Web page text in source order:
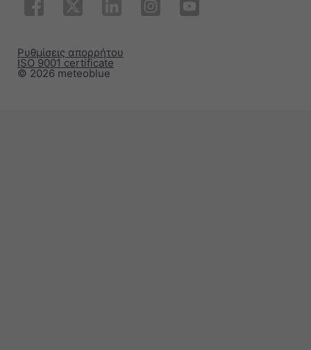
© 2026 meteoblue
ISO 9001 certificate
Ρυθμίσεις απορρήτου